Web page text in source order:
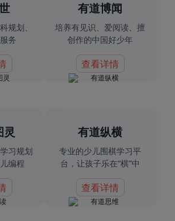
规划、
务
有道博闻
培养有见识、爱阅读、擅
创作的中国好少年
查看详情
灵
习规划
编程
有道纵横
专业的少儿围棋学习平
台，让孩子乐在“棋”中
查看详情